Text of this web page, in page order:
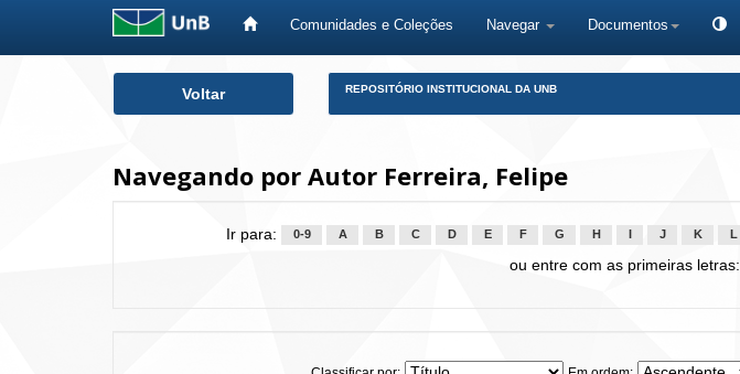
Comunidades e Coleções Navegar Documentos
Voltar REPOSITÓRIO INSTITUCIONAL DA UNB
Navegando por Autor Ferreira, Felipe
Ir para: 0-9 A B C D E F G H J K L
ou entre com as primeiras letras: